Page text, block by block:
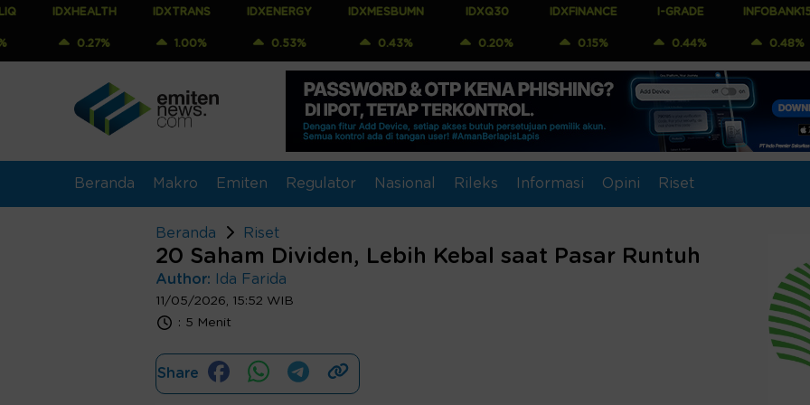
IDXTRANS
1.00%
IDXENERGY
0.53%
IDXMESBUMN IDXQ30
0.20%
IDXFINANCE
0.15%
I-GRADE
0.44%
INFOBANK15
0.48%
Beranda Makro Emiten Regulator Nasional Rileks Informasi Opini Riset
Beranda Riset
20 Saham Dividen, Lebih Kebal saat Pasar Runtuh
Author: Ida Farida
11/05/2026, 15:52 WIB
: 5 Menit
Share